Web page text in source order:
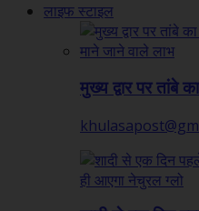
लाइफ स्टाइल
मुख्य द्वार पर तांबे